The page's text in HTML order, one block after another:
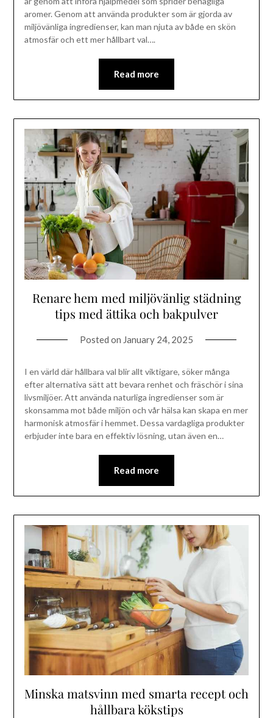
aromer. Genom att använda produkter som är gjorda av
miljövänliga ingredienser, kan man njuta av både en skön
atmosfär och ett mer hållbart val….
Read more
Renare hem med miljövänlig städning
tips med ättika och bakpulver
Posted on January 24, 2025
I en värld där hållbara val blir allt viktigare, söker många
efter alternativa sätt att bevara renhet och fräschör i sina
livsmiljöer. Att använda naturliga ingredienser som är
skonsamma mot både miljön och vår hälsa kan skapa en mer
harmonisk atmosfär i hemmet. Dessa vardagliga produkter
erbjuder inte bara en effektiv lösning, utan även en…
Read more
Minska matsvinn med smarta recept och
hållbara kökstips